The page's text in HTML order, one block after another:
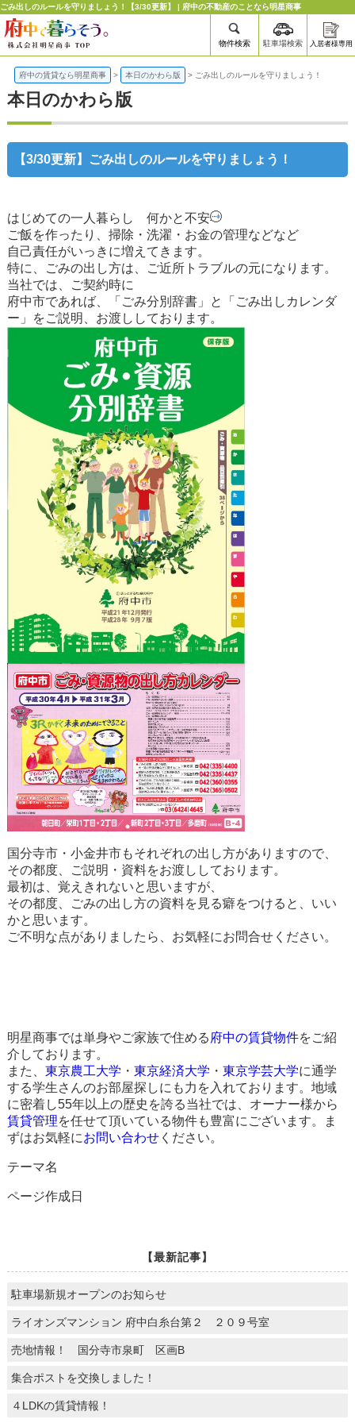
ごみ出しのルールを守りましょう！【3/30更新】 | 府中の不動産のことなら明星商事
物件検索 駐車場検索 入居者様専用
府中の賃貸なら明星商事 > 本日のかわら版 > ごみ出しのルールを守りましょう！
本日のかわら版
【3/30更新】ごみ出しのルールを守りましょう！
はじめての一人暮らし 何かと不安
ご飯を作ったり、掃除・洗濯・お金の管理などなど
自己責任がいっきに増えてきます。
特に、ごみの出し方は、ご近所トラブルの元になります。
当社では、ご契約時に
府中市であれば、「ごみ分別辞書」と「ごみ出しカレンダ
ー」をご説明、お渡ししております。
国分寺市・小金井市もそれぞれの出し方がありますので、
その都度、ご説明・資料をお渡ししております。
最初は、覚えきれないと思いますが、
その都度、ごみの出し方の資料を見る癖をつけると、いい
かと思います。
ご不明な点がありましたら、お気軽にお問合せください。
明星商事では単身やご家族で住める 府中の賃貸物件をご紹
介しております。
また、 東京農工大学 ・ 東京経済大学 ・ 東京学芸大学に通学
する学生さんのお部屋探しにも力を入れております。地域
に密着し55年以上の歴史を誇る当社では、オーナー様から
賃貸管理を任せて頂いている物件も豊富にございます。ま
ずはお気軽にお問い合わせください。
テーマ名
ページ作成日
【最新記事】
駐車場新規オープンのお知らせ
ライオンズマンション 府中白糸台第２ ２０９号室
売地情報！ 国分寺市泉町 区画B
集合ポストを交換しました！
４LDKの賃貸情報！